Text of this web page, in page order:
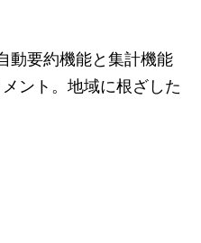
動要約機能と集計機能
ント。地域に根ざした